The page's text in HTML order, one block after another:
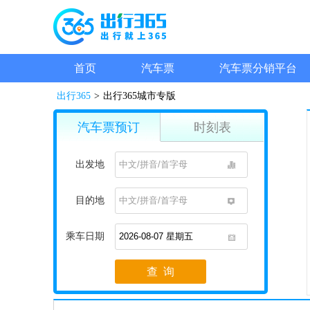
首页 汽车票 汽车票分销平台
出行365 > 出行365城市专版
汽车票预订 时刻表
出发地
目的地
1
乘车日期
1
查 询